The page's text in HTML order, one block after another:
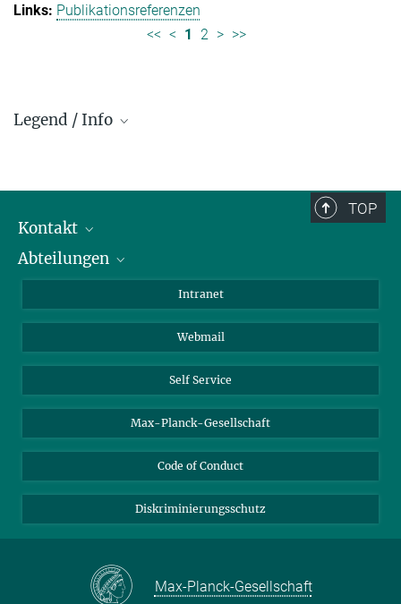
Publikationsreferenzen
<< < 1 2 > >>
Legend / Info
Z- ~ Central building (Zentralgebäude)
AS23a- ~ Berlin (SupraFAB)
TOP
Kontakt
Mitarbeiterverzeichnis
Abteilungen
Biomolekulare Systeme
Kolloidchemie
Nachhaltige und Bio-inspirierte Materialien
Intranet
Webmail
Self Service
Max-Planck-Gesellschaft
Code of Conduct
Diskriminierungsschutz
Max-Planck-Gesellschaft